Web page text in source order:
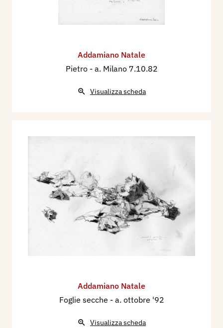
Addamiano Natale
Pietro - a. Milano 7.10.82
Visualizza scheda
Addamiano Natale
Foglie secche - a. ottobre '92
Visualizza scheda